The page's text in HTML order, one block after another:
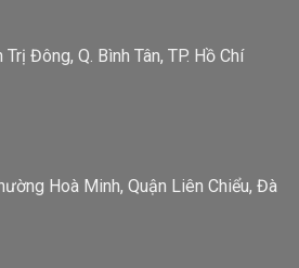
Đông, Q. Bình Tân, TP. Hồ Chí
Hoà Minh, Quận Liên Chiểu, Đà